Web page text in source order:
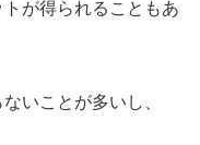
が得られることもあ
いことが多いし、